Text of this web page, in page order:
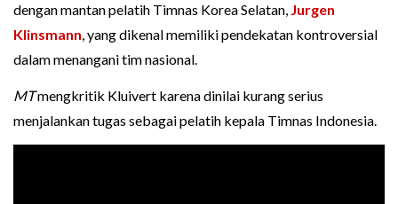
dengan mantan pelatih Timnas Korea Selatan, Jurgen
Klinsmann, yang dikenal memiliki pendekatan kontroversial
dalam menangani tim nasional.
MTmengkritik Kluivert karena dinilai kurang serius
menjalankan tugas sebagai pelatih kepala Timnas Indonesia.